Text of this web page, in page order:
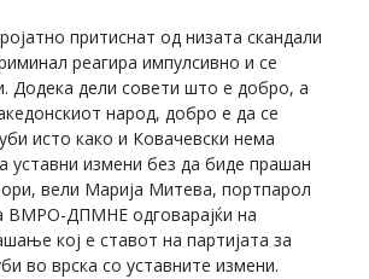
притиснат од низата скандали
реагира импулсивно и се
Додека дели совети што е добро, а
народ, добро е да се
исто како и Ковачевски нема
уставни измени без да биде прашан
вели Марија Митева, портпарол
ВМРО-ДПМНЕ одговарајќи на
кој е ставот на партијата за
во врска со уставните измени.